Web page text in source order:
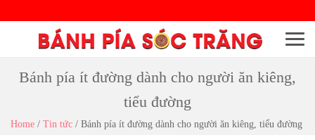
Menu
Bánh pía ít đường dành cho người ăn kiêng,
tiểu đường
Home / Tin tức / Bánh pía ít đường dành cho người ăn kiêng, tiểu đường